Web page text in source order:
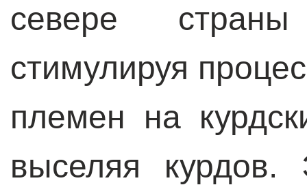
севере
стимулируя
племен на
выселяя курдов.